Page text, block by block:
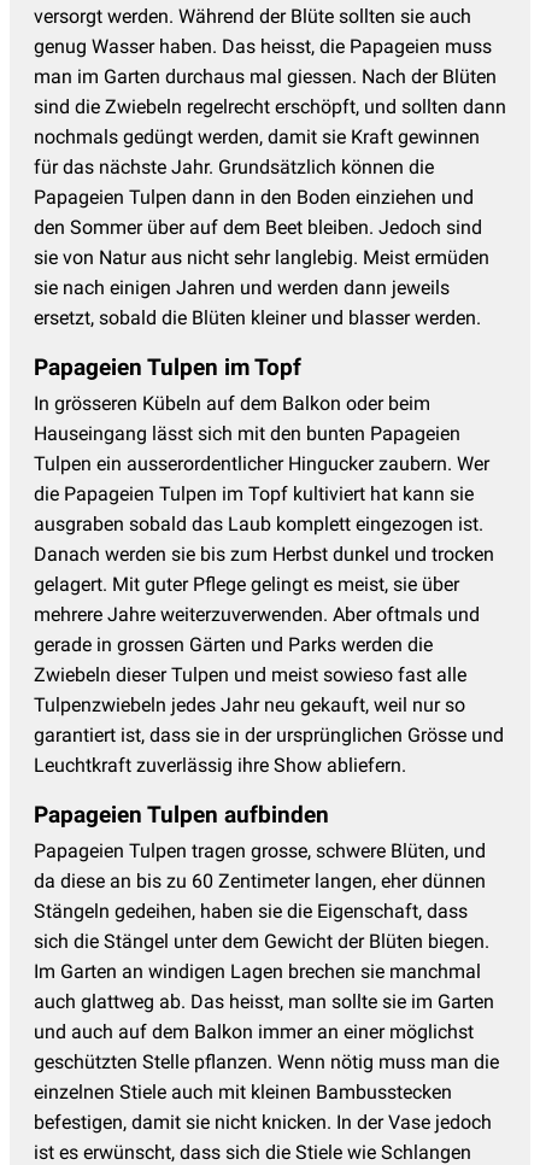
versorgt werden. Während der Blüte sollten sie auch
genug Wasser haben. Das heisst, die Papageien muss
man im Garten durchaus mal giessen. Nach der Blüten
sind die Zwiebeln regelrecht erschöpft, und sollten dann
nochmals gedüngt werden, damit sie Kraft gewinnen
für das nächste Jahr. Grundsätzlich können die
Papageien Tulpen dann in den Boden einziehen und
den Sommer über auf dem Beet bleiben. Jedoch sind
sie von Natur aus nicht sehr langlebig. Meist ermüden
sie nach einigen Jahren und werden dann jeweils
ersetzt, sobald die Blüten kleiner und blasser werden.
Papageien Tulpen im Topf
In grösseren Kübeln auf dem Balkon oder beim
Hauseingang lässt sich mit den bunten Papageien
Tulpen ein ausserordentlicher Hingucker zaubern. Wer
die Papageien Tulpen im Topf kultiviert hat kann sie
ausgraben sobald das Laub komplett eingezogen ist.
Danach werden sie bis zum Herbst dunkel und trocken
gelagert. Mit guter Pflege gelingt es meist, sie über
mehrere Jahre weiterzuverwenden. Aber oftmals und
gerade in grossen Gärten und Parks werden die
Zwiebeln dieser Tulpen und meist sowieso fast alle
Tulpenzwiebeln jedes Jahr neu gekauft, weil nur so
garantiert ist, dass sie in der ursprünglichen Grösse und
Leuchtkraft zuverlässig ihre Show abliefern.
Papageien Tulpen aufbinden
Papageien Tulpen tragen grosse, schwere Blüten, und
da diese an bis zu 60 Zentimeter langen, eher dünnen
Stängeln gedeihen, haben sie die Eigenschaft, dass
sich die Stängel unter dem Gewicht der Blüten biegen.
Im Garten an windigen Lagen brechen sie manchmal
auch glattweg ab. Das heisst, man sollte sie im Garten
und auch auf dem Balkon immer an einer möglichst
geschützten Stelle pflanzen. Wenn nötig muss man die
einzelnen Stiele auch mit kleinen Bambusstecken
befestigen, damit sie nicht knicken. In der Vase jedoch
ist es erwünscht, dass sich die Stiele wie Schlangen